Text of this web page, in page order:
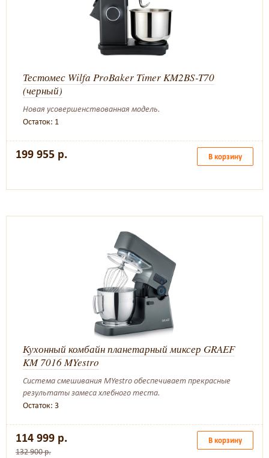
Тестомес Wilfa ProBaker Timer KM2BS-T70
(черный)
Новая усовершенствованная модель.
Остаток: 1
199 955 р. В корзину
Кухонный комбайн планетарный миксер GRAEF
KM 7016 MYestro
Cистема смешивания MYestro обеспечивает прекрасные
результаты замеса хлебного теста.
Остаток: 3
114 999 р.
132 900 р.
В корзину